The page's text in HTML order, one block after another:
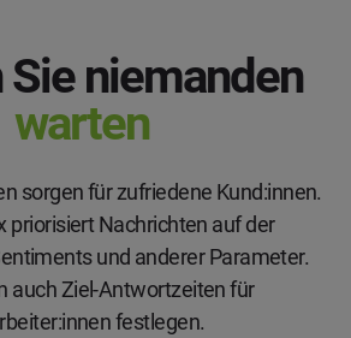
Sie niemanden
warten
sorgen für zufriedene Kund:innen.
priorisiert Nachrichten auf der
und anderer Parameter.
auch Ziel-Antwortzeiten für
festlegen.